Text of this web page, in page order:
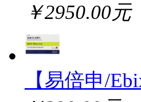
￥2950.00元
【易倍申/